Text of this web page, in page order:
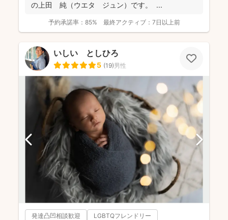
の上田 純（ウエタ ジュン）です。 ...
予約承諾率： 85% 最終アクティブ： 7日以上前
いしい としひろ
5 (19)男性
発達凸凹相談歓迎 LGBTQフレンドリー